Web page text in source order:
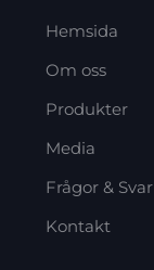
Hemsida
Om oss
Produkter
Media
Frågor & Svar
Kontakt